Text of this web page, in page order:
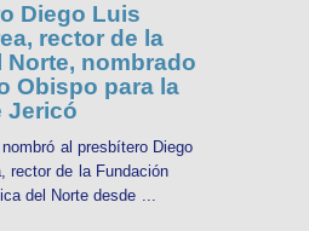
Diego Luis
rector de la
Norte, nombrado
Obispo para la
Jericó
al presbítero Diego
rector de la Fundación
del Norte desde ...